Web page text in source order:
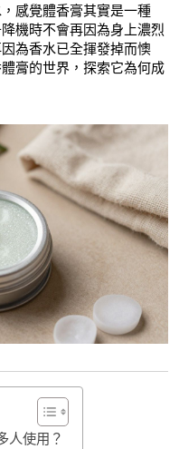
感覺體香膏其實是一種
機時不會再因為身上濃烈
為香水已全揮發掉而懊
膏的世界，探索它為何成
人使用？